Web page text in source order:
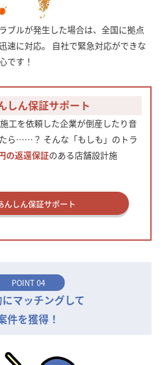
ブルが発生した場合は、全国に拠点
速に対応。 自社で緊急対応ができな
です！
しん保証サポート
工を依頼した企業が倒産したり音
ら……？ そんな「もしも」のトラ
の返還保証のある店舗設計施
んしん保証サポート
POINT 04
マッチングして
件を獲得！